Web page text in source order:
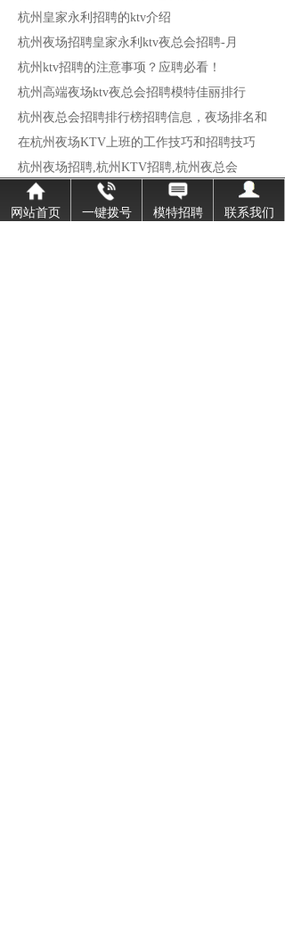
杭州皇家永利招聘的ktv介绍
杭州夜场招聘皇家永利ktv夜总会招聘-月
杭州ktv招聘的注意事项？应聘必看！
杭州高端夜场ktv夜总会招聘模特佳丽排行
杭州夜总会招聘排行榜招聘信息，夜场排名和
在杭州夜场KTV上班的工作技巧和招聘技巧
杭州夜场招聘,杭州KTV招聘,杭州夜总会
杭州高端商务KTV直招聘普通模特日薪30
网站首页 一键拨号 模特招聘 联系我们